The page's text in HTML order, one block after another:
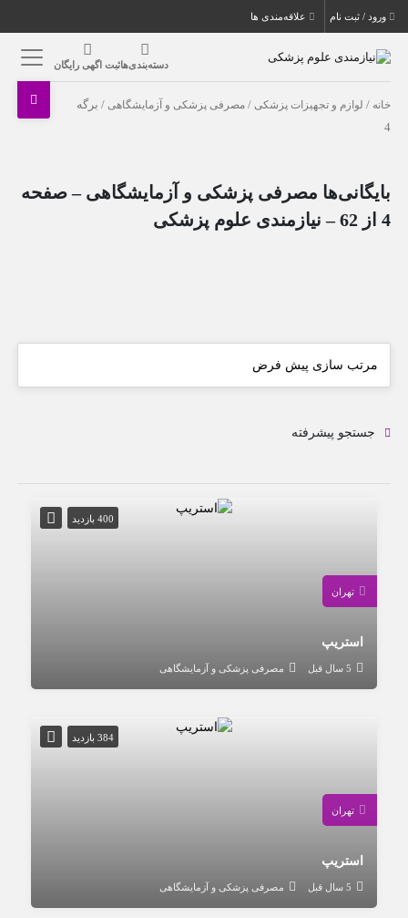
ورود / ثبت نام علاقه‌مندی ها
دسته‌بندی‌هاثبت اگهی رایگان
خانه / لوازم و تجهیزات پزشکی /مصرفی پزشکی و آزمایشگاهی / برگه
4
بایگانی‌ها مصرفی پزشکی و آزمایشگاهی – صفحه
4 از 62 – نیازمندی علوم پزشکی
جستجو پیشرفته
400 بازدید
تهران
استریپ
5 سال قبل مصرفی پزشکی و آزمایشگاهی
384 بازدید
تهران
استریپ
5 سال قبل مصرفی پزشکی و آزمایشگاهی